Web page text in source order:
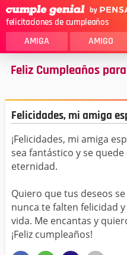
felicitaciones de cumpleaños
AMIGA AMIGO
MAMA
SOBRINA
HERMANO
PAPA
TIA
ALGUIEN ESPECIAL
Feliz Cumpleaños
Felicidades, mi amiga
¡Felicidades, mi amiga
sea fantástico y se
eternidad.
Quiero que tus deseos
nunca te falten felicidad
vida. Me encantas y
¡Feliz cumpleaños!